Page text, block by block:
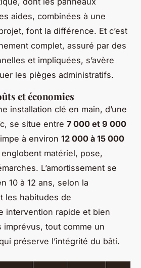
aides, combinées à une
font la différence. Et c’est
complet, assuré par des
et impliquées, s’avère
les pièges administratifs.
et économies
installation clé en main, d’une
se situe entre 7 000 et 9 000
à environ 12 000 à 15 000
matériel, pose,
L’amortissement se
10 à 12 ans, selon la
les habitudes de
intervention rapide et bien
imprévus, tout comme un
préserve l’intégrité du bâti.